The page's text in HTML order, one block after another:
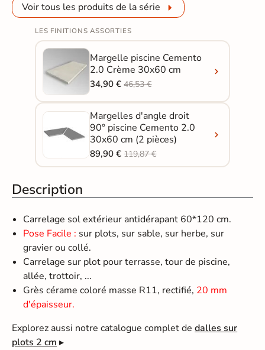
Voir tous les produits de la série
LES FINITIONS ASSORTIES
Margelle piscine Cemento
2.0 Crème 30x60 cm
34,90 €46,53 €
Margelles d'angle droit
90° piscine Cemento 2.0
30x60 cm (2 pièces)
89,90 €119,87 €
Description
Carrelage sol extérieur antidérapant 60*120 cm.
Pose Facile : sur plots, sur sable, sur herbe, sur
gravier ou collé.
Carrelage sur plot pour terrasse, tour de piscine,
allée, trottoir, ...
Grès cérame coloré masse R11, rectifié, 20 mm
d'épaisseur.
Explorez aussi notre catalogue complet dedalles sur
plots 2 cm ▸